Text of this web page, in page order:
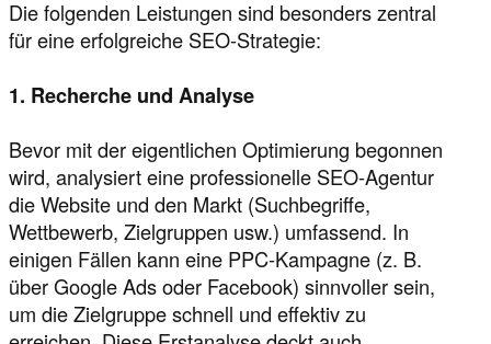
Die folgenden Leistungen sind besonders zentral
für eine erfolgreiche SEO-Strategie:
1. Recherche und Analyse
Bevor mit der eigentlichen Optimierung begonnen
wird, analysiert eine professionelle SEO-Agentur
die Website und den Markt (Suchbegriffe,
Wettbewerb, Zielgruppen usw.) umfassend. In
einigen Fällen kann eine PPC-Kampagne (z. B.
über Google Ads oder Facebook) sinnvoller sein,
um die Zielgruppe schnell und effektiv zu